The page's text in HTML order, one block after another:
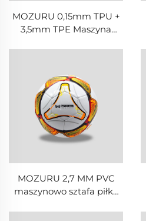
MOZURU 0,15mm TPU +
3,5mm TPE Maszyna
MOZURU 2,7 MM PVC
maszynowo sztafa piłka